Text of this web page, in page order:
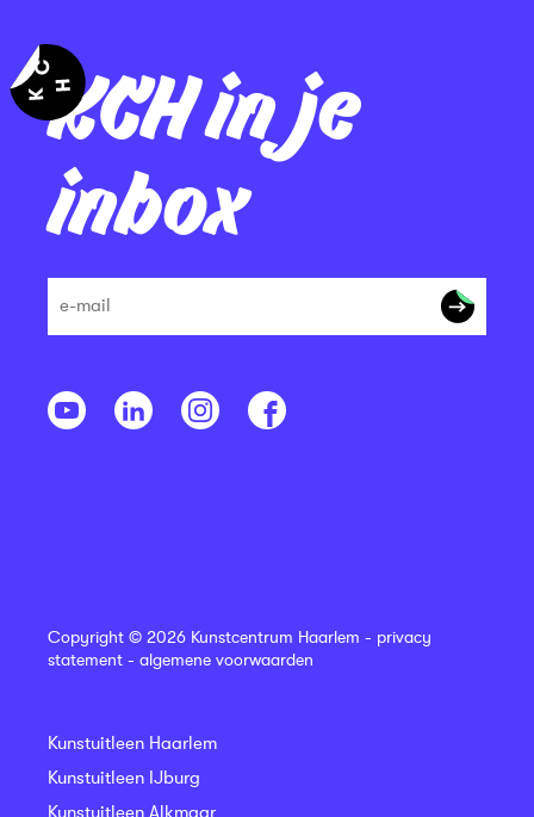
KCH in je
inbox
Copyright © 2026 Kunstcentrum Haarlem - privacy
statement - algemene voorwaarden
Kunstuitleen Haarlem
Kunstuitleen IJburg
Kunstuitleen Alkmaar